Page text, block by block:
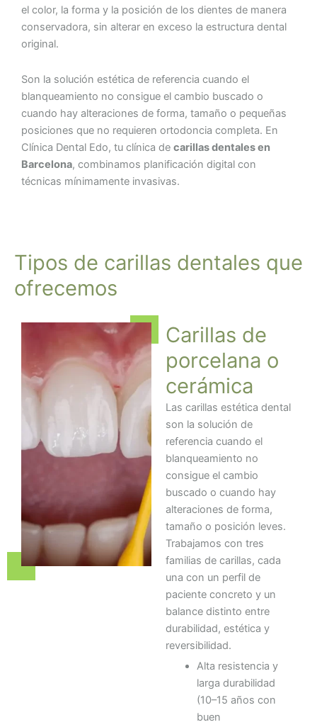
el color, la forma y la posición de los dientes de manera
conservadora, sin alterar en exceso la estructura dental
original.
Son la solución estética de referencia cuando el
blanqueamiento no consigue el cambio buscado o
cuando hay alteraciones de forma, tamaño o pequeñas
posiciones que no requieren ortodoncia completa. En
Clínica Dental Edo, tu clínica de carillas dentales en
Barcelona, combinamos planificación digital con
técnicas mínimamente invasivas.
Tipos de carillas dentales que
ofrecemos
Carillas de
porcelana o
cerámica
Las carillas estética dental
son la solución de
referencia cuando el
blanqueamiento no
consigue el cambio
buscado o cuando hay
alteraciones de forma,
tamaño o posición leves.
Trabajamos con tres
familias de carillas, cada
una con un perfil de
paciente concreto y un
balance distinto entre
durabilidad, estética y
reversibilidad.
Alta resistencia y
larga durabilidad
(10–15 años con
buen